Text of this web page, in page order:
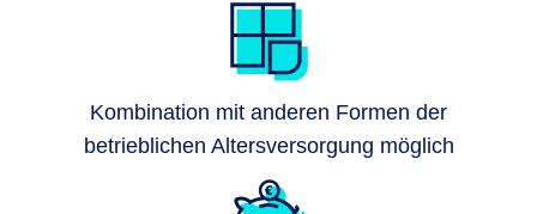
Kombination mit anderen Formen der
betrieblichen Altersversorgung möglich